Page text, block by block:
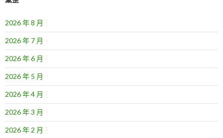
2026 年 8 月
2026 年 7 月
2026 年 6 月
2026 年 5 月
2026 年 4 月
2026 年 3 月
2026 年 2 月